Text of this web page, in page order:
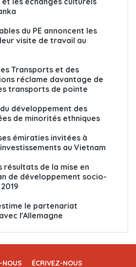
du PE annoncent les
visite de travail au
Transports et des
réclame davantage de
transports de pointe
du développement des
de minorités ethniques
émiraties invitées à
au Vietnam
résultats de la mise en
de développement socio-
le partenariat
l'Allemagne
NOUS ÉCRIVEZ-NOUS